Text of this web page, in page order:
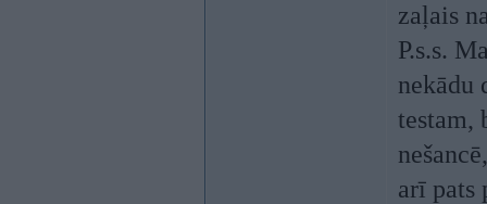
zaļais
P.s.s.
nekādu
testam,
arī pats